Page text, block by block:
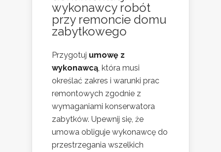
wykonawcy robót
przy remoncie domu
zabytkowego
Przygotuj umowę z
wykonawcą , która musi
określać zakres i warunki prac
remontowych zgodnie z
wymaganiami konserwatora
zabytków. Upewnij się, że
umowa obliguje wykonawcę do
przestrzegania wszelkich